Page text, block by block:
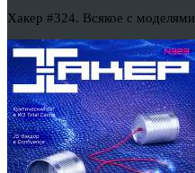
Хакер #324. Всякое с моделями